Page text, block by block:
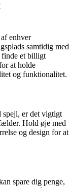
enhver
samtidig med
finde et billigt
at holde
og funktionalitet.
spejl, er det vigtigt
Hold øje med
og design for at
spare dig penge,